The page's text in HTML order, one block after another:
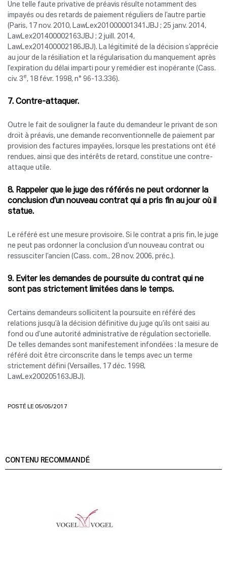
Une telle faute privative de préavis résulte notamment des
impayés ou des retards de paiement réguliers de l’autre partie
(Paris, 17 nov. 2010, LawLex201000001341JBJ ; 25 janv. 2014,
LawLex201400002163JBJ ; 2 juill. 2014,
LawLex201400002186JBJ). La légitimité de la décision s’apprécie
au jour de la résiliation et la régularisation du manquement après
l’expiration du délai imparti pour y remédier est inopérante (Cass.
civ. 3 e , 18 févr. 1998, n° 96-13.336).
7. Contre-attaquer.
Outre le fait de souligner la faute du demandeur le privant de son
droit à préavis, une demande reconventionnelle de paiement par
provision des factures impayées, lorsque les prestations ont été
rendues, ainsi que des intérêts de retard, constitue une contre-
attaque utile.
8. Rappeler que le juge des référés ne peut ordonner la
conclusion d’un nouveau contrat qui a pris fin au jour où il
statue.
Le référé est une mesure provisoire. Si le contrat a pris fin, le juge
ne peut pas ordonner la conclusion d’un nouveau contrat ou
ressusciter l’ancien (Cass. com., 28 nov. 2006, préc.).
9. Eviter les demandes de poursuite du contrat qui ne
sont pas strictement limitées dans le temps.
Certains demandeurs sollicitent la poursuite en référé des
relations jusqu’à la décision définitive du juge qu’ils ont saisi au
fond ou d’une autorité administrative de régulation sectorielle.
De telles demandes sont manifestement infondées : la mesure de
référé doit être circonscrite dans le temps avec un terme
strictement défini (Versailles, 17 déc. 1998,
LawLex200205163JBJ).
POSTÉ LE 05/05/2017
CONTENU RECOMMANDÉ